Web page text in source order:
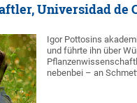
Universidad de
Igor Pottosins
und führte ihn über
nebenbei – an